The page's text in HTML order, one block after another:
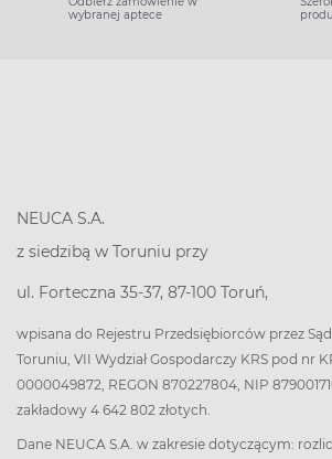
wybranej aptece
NEUCA S.A.
z siedzibą w Toruniu przy
ul. Forteczna 35-37, 87-100 Toruń,
wpisana do Rejestru Przedsiębiorców przez
Toruniu, VII Wydział Gospodarczy KRS pod nr
0000049872, REGON 870227804, NIP
zakładowy 4 642 802 złotych.
Dane NEUCA S.A. w zakresie dotyczącym: